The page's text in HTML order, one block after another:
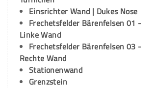
Einsrichter Wand | Dukes Nose
Frechetsfelder Bärenfelsen 01 -
Linke Wand
Frechetsfelder Bärenfelsen 03 -
Rechte Wand
Stationenwand
Grenzstein